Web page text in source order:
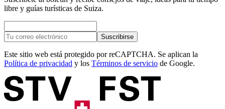
libre y guías turísticas de Suiza.
Suscribirse
Este sitio web está protegido por reCAPTCHA. Se aplican la
Política de privacidad y los Términos de servicio de Google.